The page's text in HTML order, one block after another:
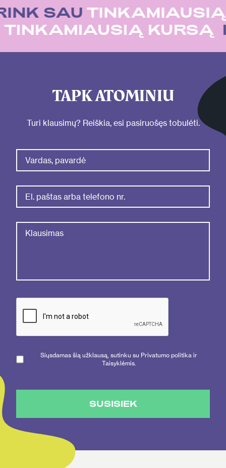
SAUTINKAMIAUSIĄ
TINKAMIAUSIĄ KURSĄ
TAPK ATOMINIU
Turi klausimų? Reiškia, esi pasiruošęs tobulėti.
Siųsdamas šią užklausą, sutinku su Privatumo politika ir
Taisyklėmis.
SUSISIEK